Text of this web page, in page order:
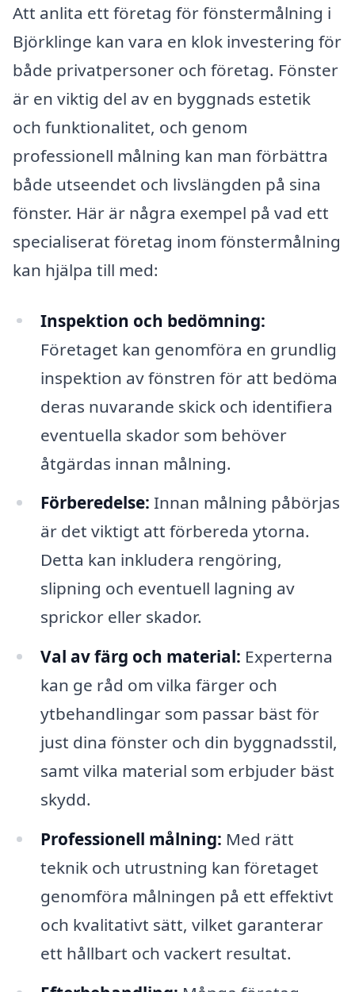
Att anlita ett företag för fönstermålning i
Björklinge kan vara en klok investering för
både privatpersoner och företag. Fönster
är en viktig del av en byggnads estetik
och funktionalitet, och genom
professionell målning kan man förbättra
både utseendet och livslängden på sina
fönster. Här är några exempel på vad ett
specialiserat företag inom fönstermålning
kan hjälpa till med:
Inspektion och bedömning:
Företaget kan genomföra en grundlig
inspektion av fönstren för att bedöma
deras nuvarande skick och identifiera
eventuella skador som behöver
åtgärdas innan målning.
Förberedelse: Innan målning påbörjas
är det viktigt att förbereda ytorna.
Detta kan inkludera rengöring,
slipning och eventuell lagning av
sprickor eller skador.
Val av färg och material: Experterna
kan ge råd om vilka färger och
ytbehandlingar som passar bäst för
just dina fönster och din byggnadsstil,
samt vilka material som erbjuder bäst
skydd.
Professionell målning: Med rätt
teknik och utrustning kan företaget
genomföra målningen på ett effektivt
och kvalitativt sätt, vilket garanterar
ett hållbart och vackert resultat.